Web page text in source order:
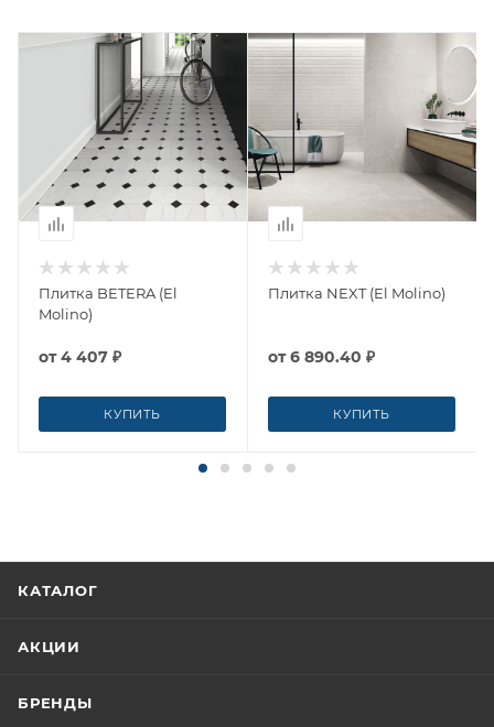
Плитка BETERA (El
Molino)
от4 407 ₽
КУПИТЬ
Плитка NEXT (El Molino)
от6 890.40 ₽
КУПИТЬ
КАТАЛОГ
АКЦИИ
БРЕНДЫ